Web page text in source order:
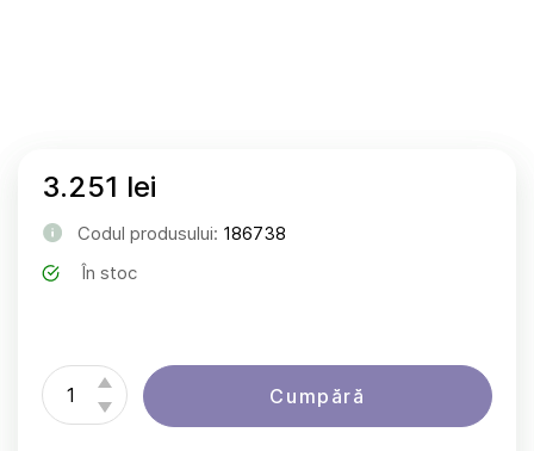
3.251 lei
Codul produsului: 186738
În stoc
Cumpără